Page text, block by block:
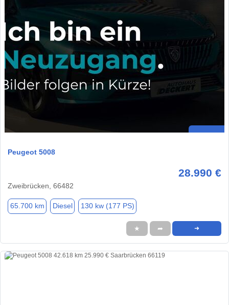
Peugeot 5008
28.990 €
Zweibrücken, 66482
65.700 km Diesel 130 kw (177 PS)
★ ➦ ➜